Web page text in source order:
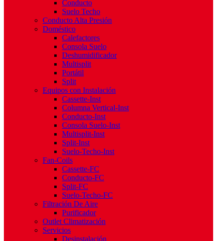
Conducto
Suelo Techo
Conducto Alta Presión
Doméstico
Calefactores
Consola Suelo
Deshumidificador
Multisplit
Portátil
Split
Equipos con Instalación
Cassette-Inst
Columna Vertical-Inst
Conducto-Inst
Consola Suelo-Inst
Multisplit-Inst
Split-Inst
Suelo-Techo-Inst
Fan-Coils
Cassette-FC
Conducto-FC
Split-FC
Suelo-Techo-FC
Filtración De Aire
Purificador
Outlet Climatización
Servicios
Desinstalación